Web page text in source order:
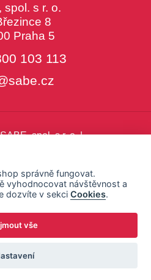
spol. s r. o.
8
Praha 5
103 113
spol. s r. o. |
správně fungovat.
vyhodnocovat návštěvnost a
dozvíte v sekciCookies.
vše